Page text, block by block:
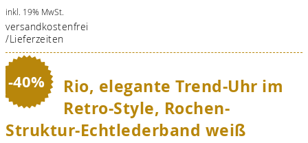
inkl. 19% MwSt.
versandkostenfrei
/Lieferzeiten
-40%
Rio, elegante Trend-Uhr im
Retro-Style, Rochen-
Struktur-Echtlederband weiß